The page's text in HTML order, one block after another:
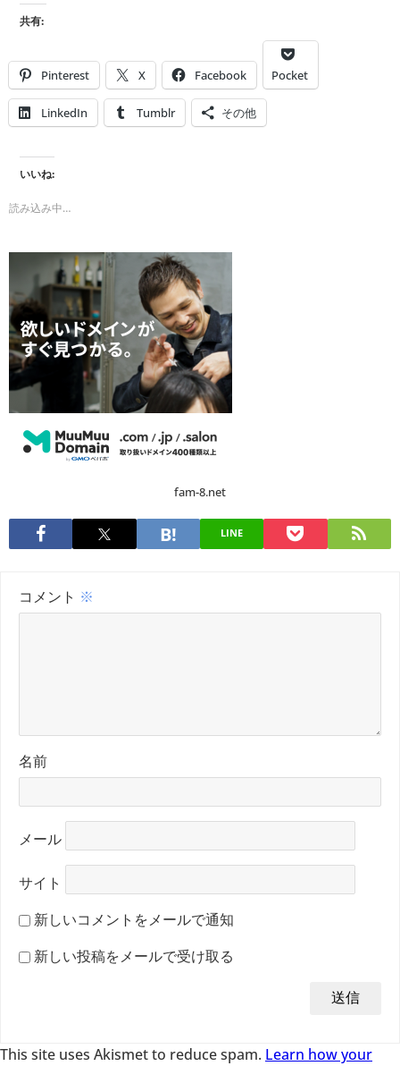
共有:
Pinterest X Facebook Pocket
LinkedIn Tumblr その他
いいね:
読み込み中…
fam-8.net
LINE
コメント ※
名前
メール
サイト
新しいコメントをメールで通知
新しい投稿をメールで受け取る
This site uses Akismet to reduce spam. Learn how your